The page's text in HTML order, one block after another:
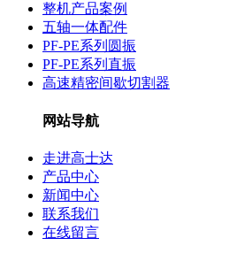
整机产品案例
五轴一体配件
PF-PE系列圆振
PF-PE系列直振
高速精密间歇切割器
网站导航
走进高士达
产品中心
新闻中心
联系我们
在线留言